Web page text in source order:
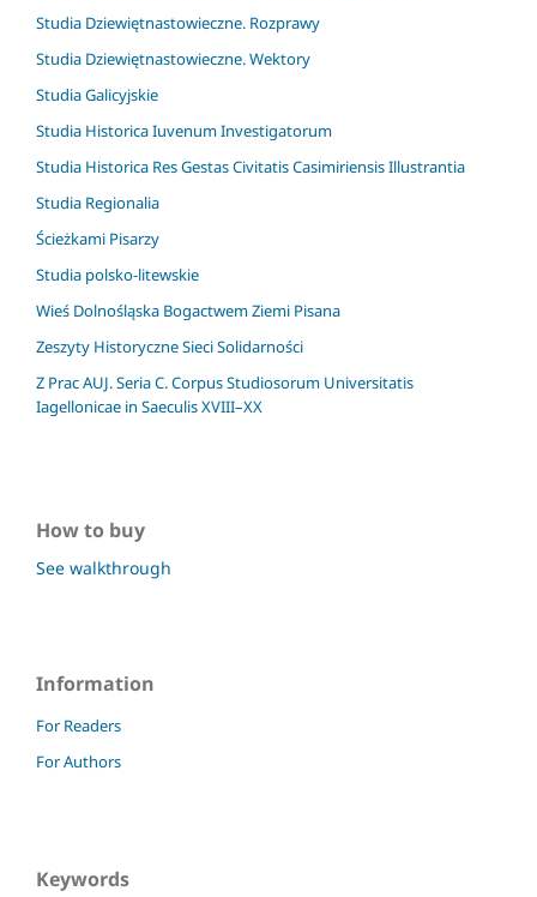
Studia Dziewiętnastowieczne. Rozprawy
Studia Dziewiętnastowieczne. Wektory
Studia Galicyjskie
Studia Historica Iuvenum Investigatorum
Studia Historica Res Gestas Civitatis Casimiriensis Illustrantia
Studia Regionalia
Ścieżkami Pisarzy
Studia polsko-litewskie
Wieś Dolnośląska Bogactwem Ziemi Pisana
Zeszyty Historyczne Sieci Solidarności
Z Prac AUJ. Seria C. Corpus Studiosorum Universitatis
Iagellonicae in Saeculis XVIII–XX
How to buy
See walkthrough
Information
For Readers
For Authors
Keywords